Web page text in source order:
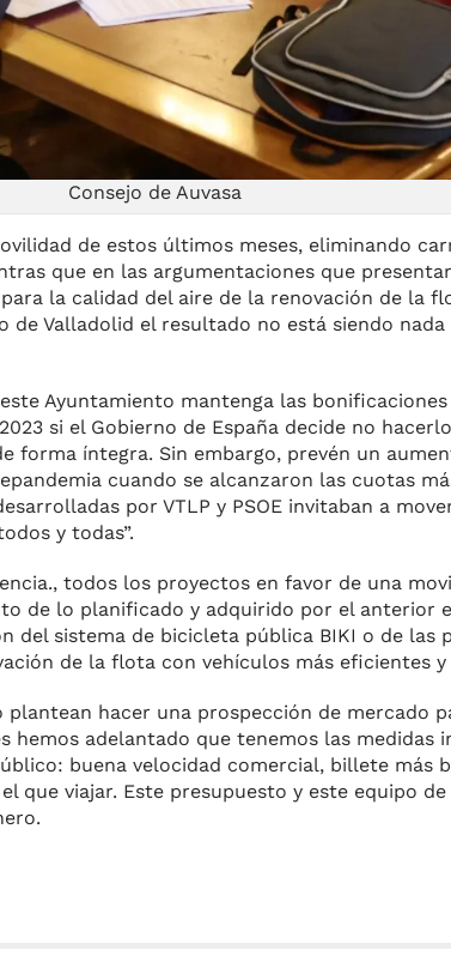
Consejo de Auvasa
de estos últimos meses, eliminando
que en las argumentaciones que
la calidad del aire de la renovación de la
de Valladolid el resultado no está siendo
Ayuntamiento mantenga las
si el Gobierno de España decide no
forma íntegra. Sin embargo, prevén un
cuando se alcanzaron las cuotas
por VTLP y PSOE invitaban a
y todas”.
todos los proyectos en favor de una
de lo planificado y adquirido por el anterior
del sistema de bicicleta pública BIKI o de las
de la flota con vehículos más eficientes
plantean hacer una prospección de mercado
hemos adelantado que tenemos las
buena velocidad comercial, billete más
que viajar. Este presupuesto y este equipo